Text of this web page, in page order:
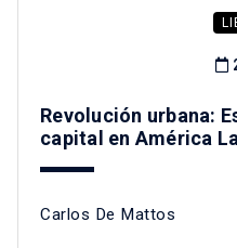
Revolución urbana:
capital en América
Carlos De Mattos